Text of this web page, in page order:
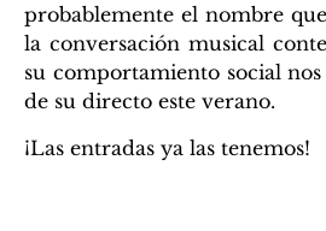
probablemente el nombre
la conversación musical
su comportamiento social
de su directo este verano.
¡Las entradas ya las tenemos!